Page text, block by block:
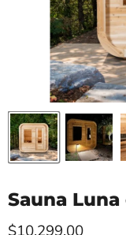
Sauna
Prix actuel